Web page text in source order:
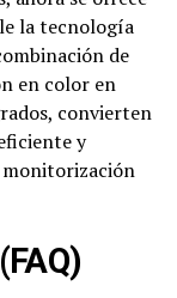
la tecnología
de
en color en
convierten
y
monitorización